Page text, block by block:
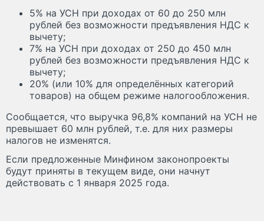
5% на УСН при доходах от 60 до 250 млн
рублей без возможности предъявления НДС к
вычету;
7% на УСН при доходах от 250 до 450 млн
рублей без возможности предъявления НДС к
вычету;
20% (или 10% для определённых категорий
товаров) на общем режиме налогообложения.
Сообщается, что выручка 96,8% компаний на УСН не
превышает 60 млн рублей, т.е. для них размеры
налогов не изменятся.
Если предложенные Минфином законопроекты
будут приняты в текущем виде, они начнут
действовать с 1 января 2025 года.